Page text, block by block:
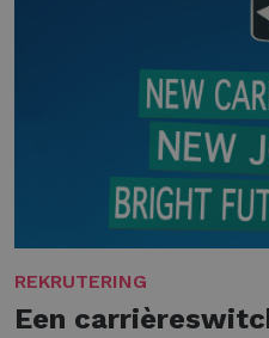
REKRUTERING
Een